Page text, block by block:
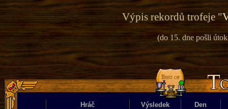
Výpis rekordů trofeje "
(do 15. dne pošli
Hráč Výsledek
Den